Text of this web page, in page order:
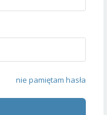
nie pamiętam hasła